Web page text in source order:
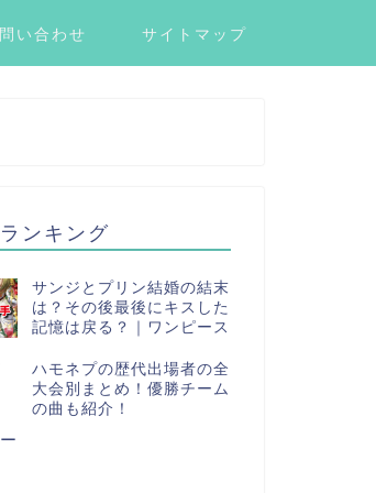
い合わせ サイトマップ
ンキング
サンジとプリン結婚の結末
は？その後最後にキスした
記憶は戻る？｜ワンピース
ハモネプの歴代出場者の全
大会別まとめ！優勝チーム
の曲も紹介！